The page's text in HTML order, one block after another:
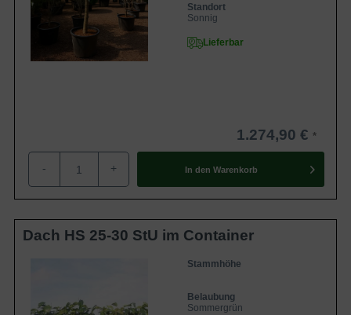
Standort
Sonnig
Lieferbar
1.274,90 €
- + In den Warenkorb
Dach HS 25-30 StU im Container
Stammhöhe
Belaubung
Sommergrün